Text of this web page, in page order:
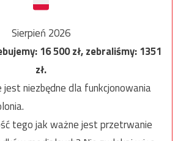
Sierpień 2026
16 500zł, zebraliśmy:1351
zł.
niezbędne dla funkcjonowania
tego jak ważne jest przetrwanie